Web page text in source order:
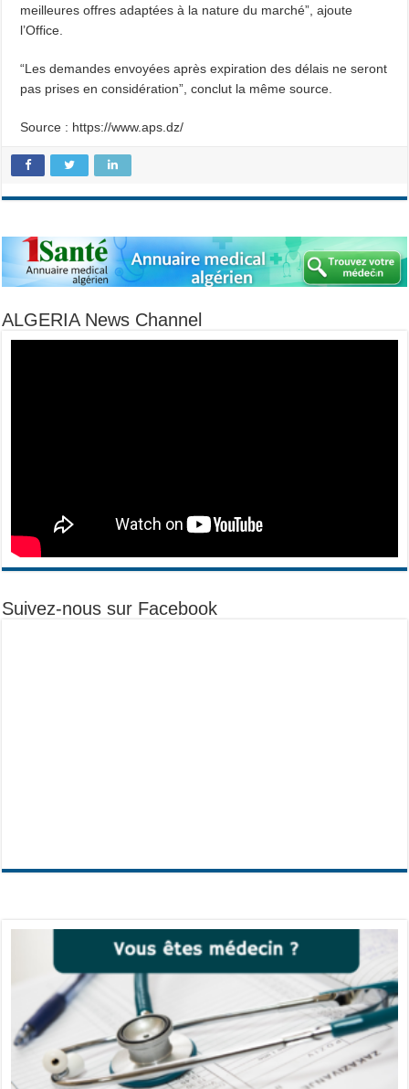
meilleures offres adaptées à la nature du marché”, ajoute
l’Office.
“Les demandes envoyées après expiration des délais ne seront
pas prises en considération”, conclut la même source.
Source : https://www.aps.dz/
ALGERIA News Channel
Suivez-nous sur Facebook